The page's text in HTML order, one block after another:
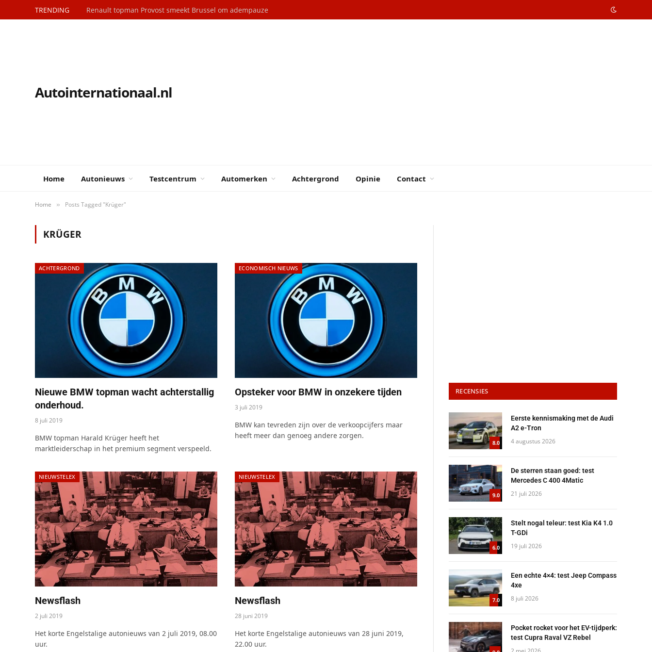
TRENDING Renault topman Provost smeekt Brussel om adempauze
Autointernationaal.nl
Home Autonieuws Testcentrum Automerken Achtergrond Opinie Contact
Home » Posts Tagged "Krüger"
KRÜGER
ACHTERGROND
Nieuwe BMW topman wacht achterstallig
onderhoud.
8 juli 2019
BMW topman Harald Krüger heeft het
marktleiderschap in het premium segment verspeeld.
ECONOMISCH NIEUWS
Opsteker voor BMW in onzekere tijden
3 juli 2019
BMW kan tevreden zijn over de verkoopcijfers maar
heeft meer dan genoeg andere zorgen.
NIEUWSTELEX
Newsflash
2 juli 2019
Het korte Engelstalige autonieuws van 2 juli 2019, 08.00
uur.
NIEUWSTELEX
Newsflash
28 juni 2019
Het korte Engelstalige autonieuws van 28 juni 2019,
22.00 uur.
RECENSIES
8.0
Eerste kennismaking met de Audi
A2 e-Tron
4 augustus 2026
9.0
De sterren staan goed: test
Mercedes C 400 4Matic
21 juli 2026
6.0
Stelt nogal teleur: test Kia K4 1.0
T-GDi
19 juli 2026
7.0
Een echte 4×4: test Jeep Compass
4xe
8 juli 2026
Pocket rocket voor het EV-tijdperk:
test Cupra Raval VZ Rebel